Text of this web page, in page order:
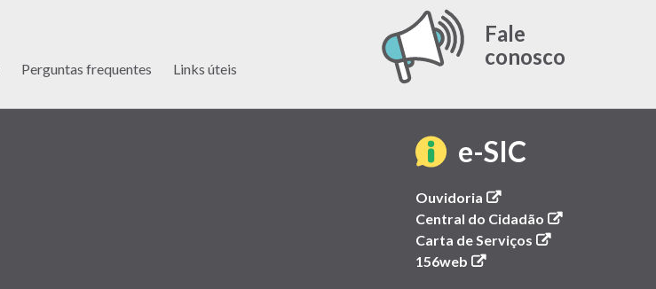
Perguntas frequentes Links úteis
Fale
conosco
e-SIC(link
em
Ouvidoria (link
abre
em
nova
Central do Cidadão (link
abre
Carta de Serviços (link
156web (link